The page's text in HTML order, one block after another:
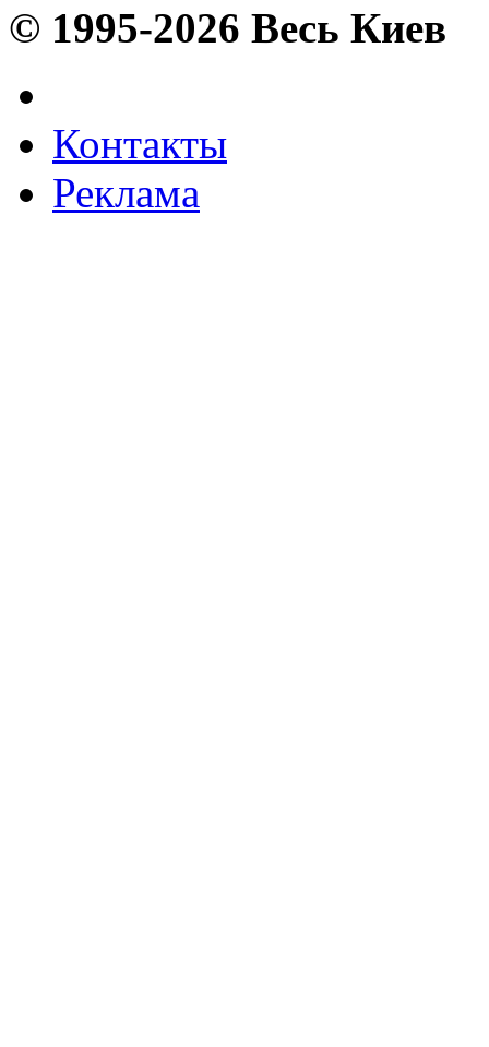
© 1995-2026 Весь Киев
Контакты
Реклама